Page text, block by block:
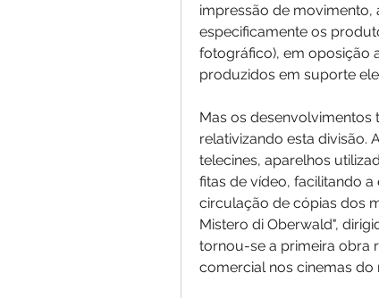
impressão de movimento,
especificamente os
fotográfico), em oposição
produzidos em suporte
Mas os
relativizando esta divisão.
telecines, aparelhos
fitas de vídeo, facilitando
circulação de cópias dos
Mistero di Oberwald",
tornou-se a primeira obra
comercial nos cinemas do